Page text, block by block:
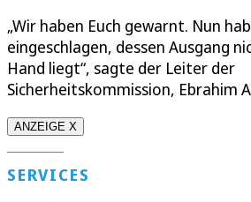
„Wir haben Euch gewarnt. Nun
eingeschlagen, dessen Ausgang
Hand liegt“, sagte der Leiter der
Sicherheitskommission, Ebrahim
ANZEIGE X
SERVICES